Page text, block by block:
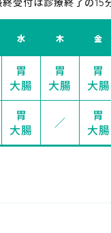
受付は診療終了の15
水 木 金
胃
大腸
胃
大腸
胃
大腸
胃
大腸
／
胃
大腸